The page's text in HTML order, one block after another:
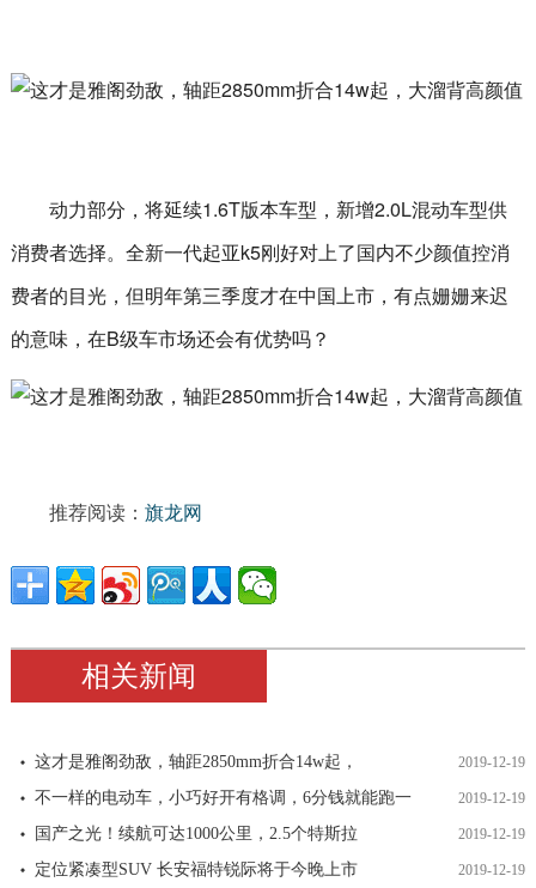
动力部分，将延续1.6T版本车型，新增2.0L混动车型供
消费者选择。全新一代起亚k5刚好对上了国内不少颜值控消
费者的目光，但明年第三季度才在中国上市，有点姗姗来迟
的意味，在B级车市场还会有优势吗？
推荐阅读： 旗龙网
相关新闻
这才是雅阁劲敌，轴距2850mm折合14w起， 2019-12-19
不一样的电动车，小巧好开有格调，6分钱就能跑一 2019-12-19
国产之光！续航可达1000公里，2.5个特斯拉 2019-12-19
定位紧凑型SUV 长安福特锐际将于今晚上市 2019-12-19